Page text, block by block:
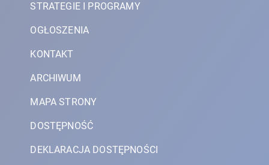
STRATEGIE I PROGRAMY
OGŁOSZENIA
KONTAKT
ARCHIWUM
MAPA STRONY
DOSTĘPNOŚĆ
DEKLARACJA DOSTĘPNOŚCI